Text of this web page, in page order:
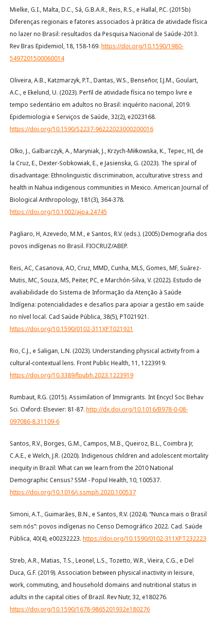
Mielke, G.I., Malta, D.C., Sá, G.B.A.R., Reis, R.S., e Hallal, P.C. (2015b)
Diferenças regionais e fatores associados à prática de atividade física
no lazer no Brasil: resultados da Pesquisa Nacional de Saúde-2013.
Rev Bras Epidemiol, 18, 158-169. https://doi.org/10.1590/1980-
5497201500060014
Oliveira, A.B., Katzmarzyk, P.T., Dantas, W.S., Benseñor, I.J.M., Goulart,
A.C., e Ekelund, U. (2023). Perfil de atividade física no tempo livre e
tempo sedentário em adultos no Brasil: inquérito nacional, 2019.
Epidemiologia e Serviços de Saúde, 32(2), e2023168.
https://doi.org/10.1590/S2237-96222023000200016
Olko, J., Galbarczyk, A., Maryniak, J., Krzych-Miłkowska, K., Tepec, HI, de
la Cruz, E., Dexter-Sobkowiak, E., e Jasienska, G. (2023). The spiral of
disadvantage: Ethnolinguistic discrimination, acculturative stress and
health in Nahua indigenous communities in Mexico. American Journal of
Biological Anthropology, 181(3), 364-378.
https://doi.org/10.1002/ajpa.24745
Pagliaro, H, Azevedo, M.M., e Santos, R.V. (eds.). (2005) Demografia dos
povos indígenas no Brasil. FIOCRUZ/ABEP.
Reis, AC, Casanova, AO, Cruz, MMD, Cunha, MLS, Gomes, MF, Suárez-
Mutis, MC, Souza, MS, Peiter, PC, e Marchón-Silva, V. (2022). Estudo de
avaliabilidade do Sistema de Informação da Atenção à Saúde
Indígena: potencialidades e desafios para apoiar a gestão em saúde
no nível local. Cad Saúde Pública, 38(5), PT021921.
https://doi.org/10.1590/0102-311XPT021921
Rio, C.J., e Saligan, L.N. (2023). Understanding physical activity from a
cultural-contextual lens. Front Public Health, 11, 1223919.
https://doi.org/10.3389/fpubh.2023.1223919
Rumbaut, R.G. (2015). Assimilation of Immigrants. Int Encycl Soc Behav
Sci. Oxford: Elsevier: 81-87. http://dx.doi.org/10.1016/B978-0-08-
097086-8.31109-6
Santos, R.V., Borges, G.M., Campos, M.B., Queiroz, B.L., Coimbra Jr,
C.A.E., e Welch, J.R. (2020). Indigenous children and adolescent mortality
inequity in Brazil: What can we learn from the 2010 National
Demographic Census? SSM - Popul Health, 10, 100537.
https://doi.org/10.1016/j.ssmph.2020.100537
Simoni, A.T., Guimarães, B.N., e Santos, R.V. (2024). “Nunca mais o Brasil
sem nós”: povos indígenas no Censo Demográfico 2022. Cad. Saúde
Pública, 40(4), e00232223. https://doi.org/10.1590/0102-311XPT232223
Streb, A.R., Matias, T.S., Leonel, L.S., Tozetto, W.R., Vieira, C.G., e Del
Duca, G.F. (2019). Association between physical inactivity in leisure,
work, commuting, and household domains and nutritional status in
adults in the capital cities of Brazil. Rev Nutr, 32, e180276.
https://doi.org/10.1590/1678-9865201932e180276